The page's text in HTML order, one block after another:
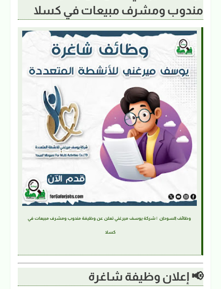
مندوب ومشرف مبيعات في كسلا
وظائف السودان | شركة يوسف ميرغني تعلن عن وظيفة مندوب ومشرف مبيعات في
كسلا
📢 إعلان وظيفة شاغرة